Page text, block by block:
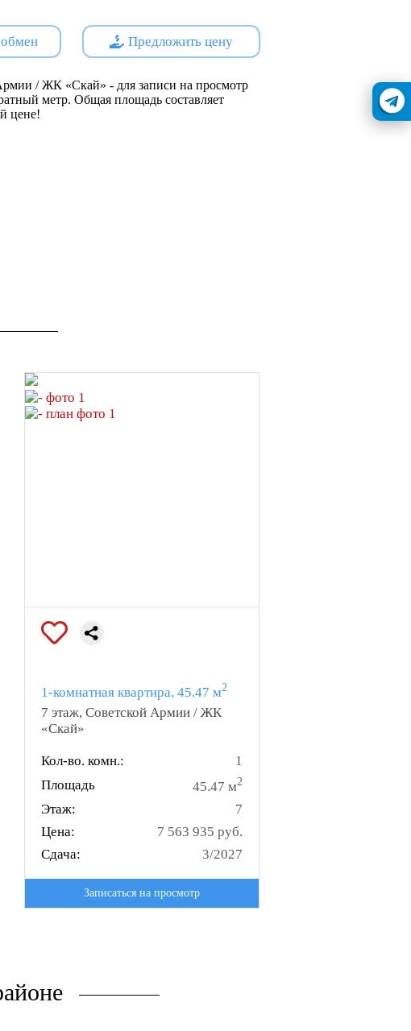
быстро добраться до различных
для работающих жителей.
способствует поддержанию
ситуации в районе.
охраняемых территорий повышает
проживающих.
Предложить цену
/ ЖК «Скай» - для записи на просмотр
метр. Общая площадь составляет
цене!
1-комнатная квартира, 45.47 м2
7 этаж, Советской Армии / ЖК
«Скай»
Кол-во. комн.:
1
Площадь
45.47 м2
Этаж:
7
Цена:
7 563 935 руб.
Сдача:
3/2027
Записаться на просмотр